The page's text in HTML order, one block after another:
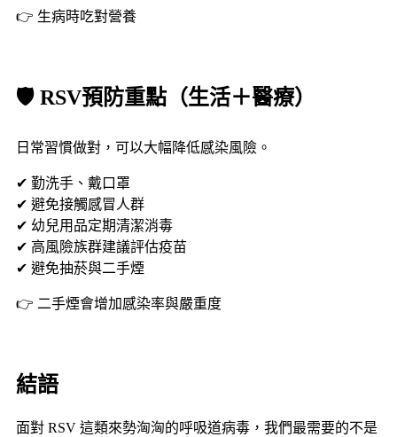
👉 生病時吃對營養
🛡️ RSV預防重點（生活＋醫療）
日常習慣做對，可以大幅降低感染風險。
✔ 勤洗手、戴口罩
✔ 避免接觸感冒人群
✔ 幼兒用品定期清潔消毒
✔ 高風險族群建議評估疫苗
✔ 避免抽菸與二手煙
👉 二手煙會增加感染率與嚴重度
結語
面對 RSV 這類來勢洶洶的呼吸道病毒，我們最需要的不是